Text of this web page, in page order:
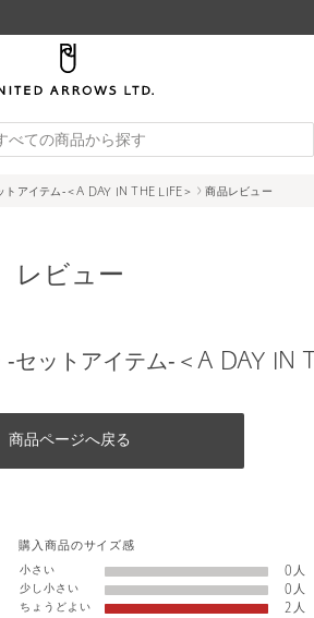
べての商品から探す
トアイテム‐＜A DAY IN THE LIFE＞ 商品レビュー
レビュー
セットアイテム‐＜A DAY IN
商品ページへ戻る
購入商品のサイズ感
小さい
0人
少し小さい
0人
ちょうどよい
2人